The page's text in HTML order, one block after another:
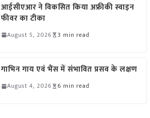
आईसीएआर ने विकसित किया अफ्रीकी स्वाइन
फीवर का टीका
August 5, 2026 3 min read
गाभिन गाय एवं भैंस में संभावित प्रसव के लक्षण
August 4, 2026 6 min read